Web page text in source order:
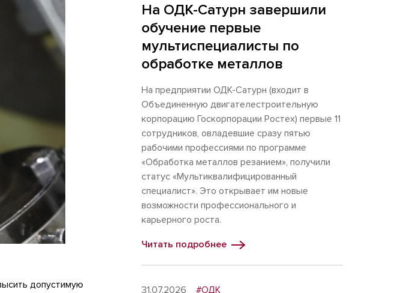
допустимую
На ОДК-Сатурн завершили
обучение первые
мультиспециалисты по
обработке металлов
На предприятии ОДК-Сатурн (входит в
Объединенную двигателестроительную
корпорацию Госкорпорации Ростех) первые 11
сотрудников, овладевшие сразу пятью
рабочими профессиями по программе
«Обработка металлов резанием», получили
статус «Мультиквалифицированный
специалист». Это открывает им новые
возможности профессионального и
карьерного роста.
Читать подробнее
31.07.2026 #ОДК